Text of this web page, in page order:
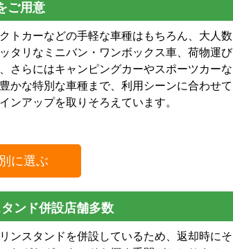
ご用意
トカーなどの手軽な車種はもちろん、大人数
タリなミニバン・ワンボックス車、荷物運び
さらにはキャンピングカーやスポーツカーな
かな特別な車種まで、利用シーンに合わせて
ンアップを取りそろえています。
に選ぶ
ンド併設店舗多数
ンスタンドを併設しているため、返却時にそ